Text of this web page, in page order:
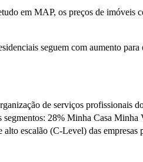
em MAP, os preços de imóveis
seguem com aumento
de serviços profissionais
segmentos: 28% Minha Casa
escalão (C-Level) das empresas